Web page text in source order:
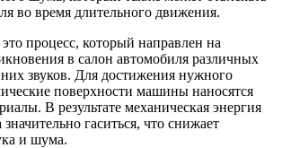
во время длительного движения.
процесс, который направлен на
в салон автомобиля различных
звуков. Для достижения нужного
поверхности машины наносятся
В результате механическая энергия
гаситься, что снижает
и шума.